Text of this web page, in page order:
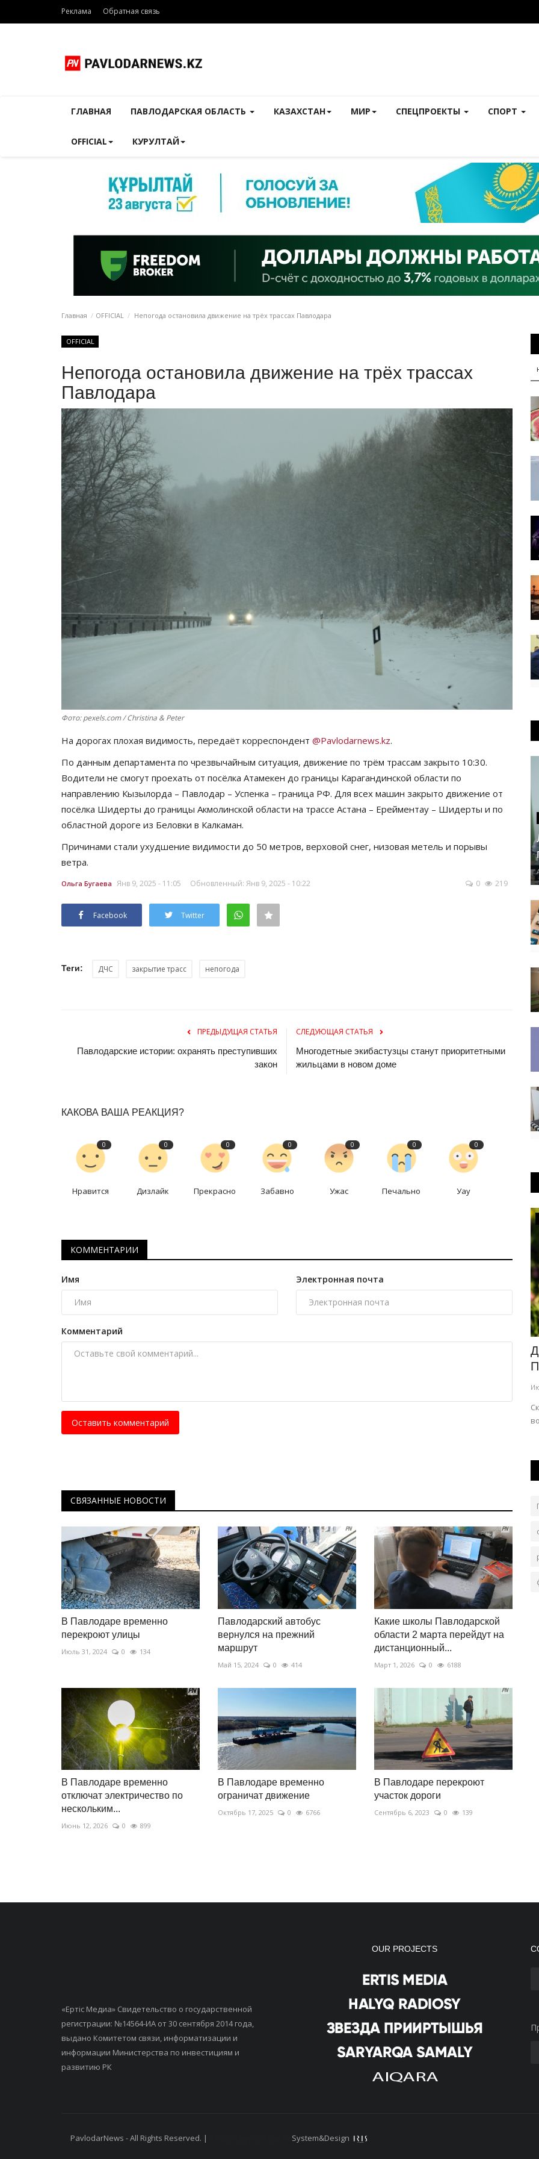
Реклама Обратная связь
ГЛАВНАЯ ПАВЛОДАРСКАЯ ОБЛАСТЬ КАЗАХСТАН МИР СПЕЦПРОЕКТЫ СПОРТ
OFFICIAL КУРУЛТАЙ
Главная OFFICIAL Непогода остановила движение на трёх трассах Павлодара
OFFICIAL
Непогода остановила движение на трёх трассах
Павлодара
Фото: pexels.com / Christina & Peter
На дорогах плохая видимость, передаёт корреспондент @Pavlodarnews.kz.
По данным департамента по чрезвычайным ситуация, движение по трём трассам закрыто 10:30.
Водители не смогут проехать от посёлка Атамекен до границы Карагандинской области по
направлению Кызылорда – Павлодар – Успенка – граница РФ. Для всех машин закрыто движение от
посёлка Шидерты до границы Акмолинской области на трассе Астана – Ерейментау – Шидерты и по
областной дороге из Беловки в Калкаман.
Причинами стали ухудшение видимости до 50 метров, верховой снег, низовая метель и порывы
ветра.
Ольга Бугаева Янв 9, 2025 - 11:05 Обновленный: Янв 9, 2025 - 10:22 0 219
Facebook Twitter
Теги: ДЧС закрытие трасс непогода
ПРЕДЫДУЩАЯ СТАТЬЯ
Павлодарские истории: охранять преступивших
закон
СЛЕДУЮЩАЯ СТАТЬЯ
Многодетные экибастузцы станут приоритетными
жильцами в новом доме
КАКОВА ВАША РЕАКЦИЯ?
0
Нравится
0
Дизлайк
0
Прекрасно
0
Забавно
0
Ужас
0
Печально
0
Уау
КОММЕНТАРИИ
Имя Электронная почта
Комментарий
Оставить комментарий
СВЯЗАННЫЕ НОВОСТИ
В Павлодаре временно
перекроют улицы
Июль 31, 2024 0 134
Павлодарский автобус
вернулся на прежний
маршрут
Май 15, 2024 0 414
Какие школы Павлодарской
области 2 марта перейдут на
дистанционный...
Март 1, 2026 0 6188
В Павлодаре временно
отключат электричество по
нескольким...
Июнь 12, 2026 0 899
В Павлодаре временно
ограничат движение
Октябрь 17, 2025 0 6766
В Павлодаре перекроют
участок дороги
Сентябрь 6, 2023 0 139
Секреты профессии: пожарный
пожары, грозят спалить лес.
«Ертiс Медиа» Свидетельство о государственной
регистрации: №14564-ИА от 30 сентября 2014 года,
выдано Комитетом связи, информатизации и
информации Министерства по инвестициям и
развитию РК
OUR PROJECTS
PavlodarNews - All Rights Reserved. | System&Design